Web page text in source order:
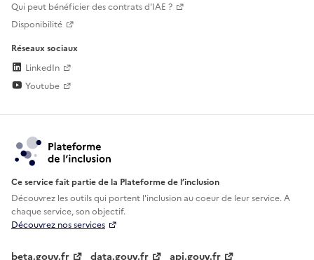
Qui peut bénéficier des contrats d'IAE ?
Disponibilité
Réseaux sociaux
LinkedIn
Youtube
Ce service fait partie de la Plateforme de l’inclusion
Découvrez les outils qui portent l'inclusion aucoeur de leur service. A
chaque service, son objectif.
Découvrez nos services
beta.gouv.fr data.gouv.fr api.gouv.fr